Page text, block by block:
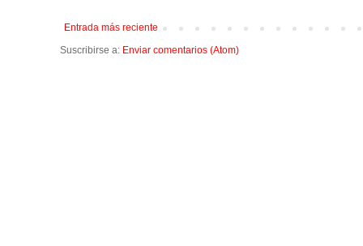
Entrada más reciente
Suscribirse a: Enviar comentarios (Atom)